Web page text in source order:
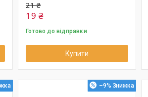
21 ₴
19 ₴
Готово до відправки
Купити
–9%